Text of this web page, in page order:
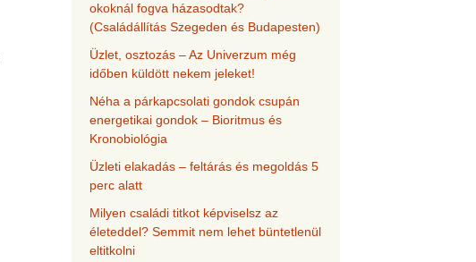
okoknál fogva házasodtak?
(Családállítás Szegeden és Budapesten)
Üzlet, osztozás – Az Univerzum még
időben küldött nekem jeleket!
Néha a párkapcsolati gondok csupán
energetikai gondok – Bioritmus és
Kronobiológia
Üzleti elakadás – feltárás és megoldás 5
perc alatt
Milyen családi titkot képviselsz az
életeddel? Semmit nem lehet büntetlenül
eltitkolni